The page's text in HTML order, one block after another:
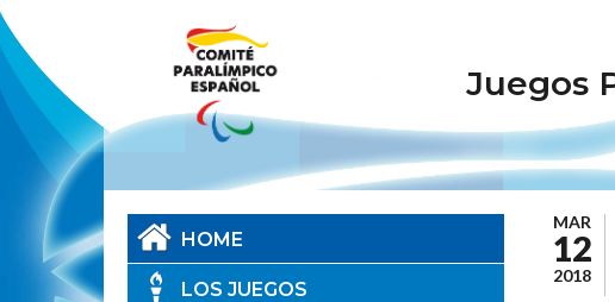
Pasar
al
contenido
principal
Juegos
HOME
LOS JUEGOS
MAR
12
2018